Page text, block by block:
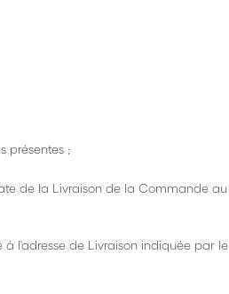
présentes ;
de la Livraison de la Commande au
l'adresse de Livraison indiquée par le